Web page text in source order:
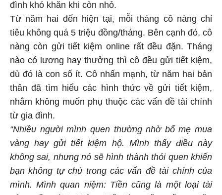
đình khó khăn khi còn nhỏ.
Từ năm hai đến hiện tại, mỗi tháng cô nàng chỉ
tiêu không quá 5 triệu đồng/tháng. Bên cạnh đó, cô
nàng còn gửi tiết kiệm online rất đều đặn. Tháng
nào có lương hay thưởng thì cô đều gửi tiết kiệm,
dù đó là con số ít. Cô nhấn mạnh, từ năm hai bản
thân đã tìm hiểu các hình thức về gửi tiết kiệm,
nhằm không muốn phụ thuộc các vấn đề tài chính
từ gia đình.
“Nhiều người mình quen thường nhờ bố mẹ mua
vàng hay gửi tiết kiệm hộ. Mình thấy điều này
không sai, nhưng nó sẽ hình thành thói quen khiến
bạn không tự chủ trong các vấn đề tài chính của
mình. Mình quan niệm: Tiền cũng là một loại tài